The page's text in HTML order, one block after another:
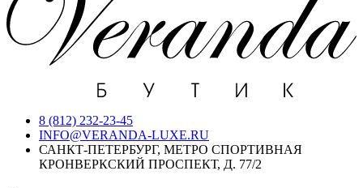
8 (812) 232-23-45
INFO@VERANDA-LUXE.RU
САНКТ-ПЕТЕРБУРГ, МЕТРО СПОРТИВНАЯ
КРОНВЕРКСКИЙ ПРОСПЕКТ, Д. 77/2